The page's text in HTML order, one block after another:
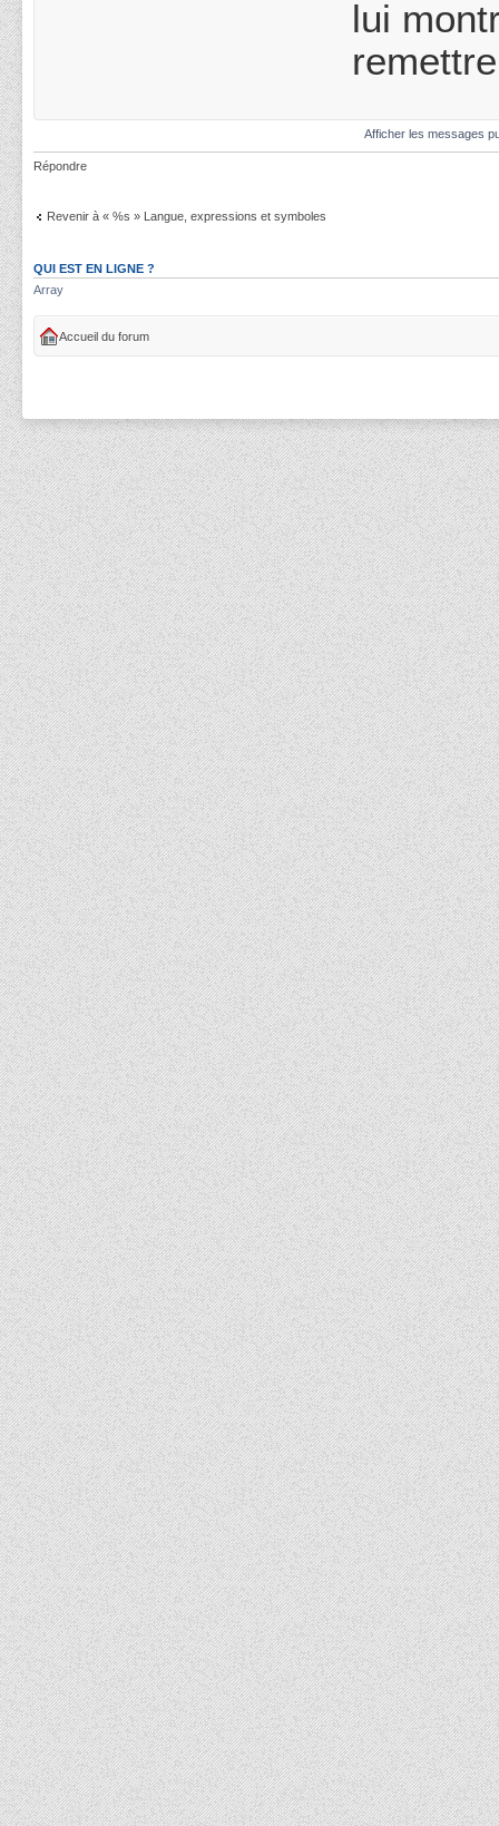
lui
Afficher les messages
Répondre
Revenir à « %s » Langue, expressions et symboles
QUI EST EN LIGNE ?
Array
Accueil du forum